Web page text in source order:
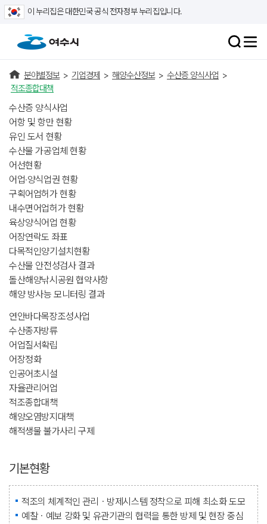
이 누리집은 대한민국 공식 전자정부 누리집입니다.
분야별정보 > 기업경제 > 해양수산정보 > 수산증 양식사업 >
적조종합대책
수산증 양식사업
어항 및 항만 현황
유인 도서 현황
수산물 가공업체 현황
어선현황
어업·양식업권 현황
구획어업허가 현황
내수면어업허가 현황
육상양식어업 현황
어장연락도 좌표
다목적인양기설치현황
수산물 안전성검사 결과
돌산해양낚시공원 협약사항
해양 방사능 모니터링 결과
연안바다목장조성사업
수산종자방류
어업질서확립
어장정화
인공어초시설
자율관리어업
적조종합대책
해양오염방지대책
해적생물 불가사리 구제
기본현황
적조의 체계적인 관리ㆍ방제시스템 정착으로 피해 최소화 도모
예찰ㆍ예보 강화 및 유관기관의 협력을 통한 방제 및 현장 중심